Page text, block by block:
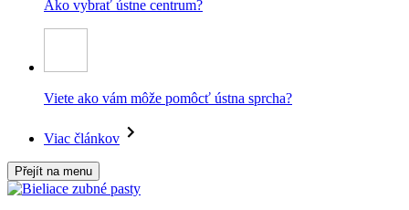
Ako vybrať ústne centrum?
Viete ako vám môže pomôcť ústna sprcha?
Viac článkov
Přejít na menu